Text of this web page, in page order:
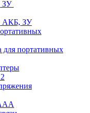
ЗУ
АКБ, ЗУ
для портативных